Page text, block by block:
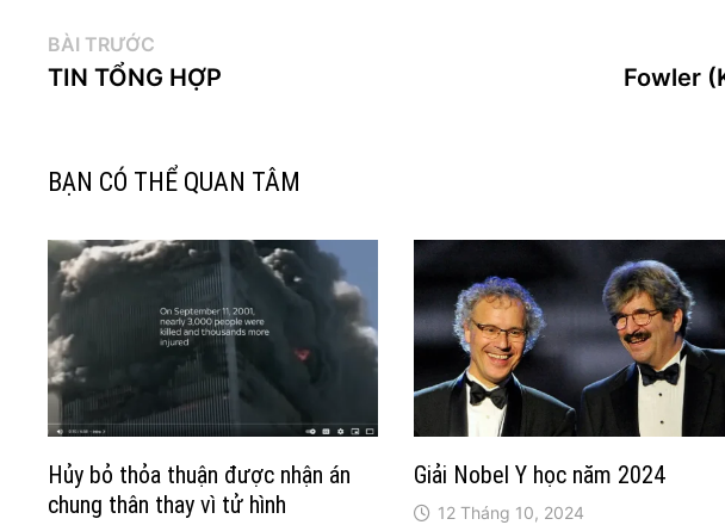
Điều
hướng
viết
BÀI TRƯỚC
trước:
TIN TỔNG HỢP Fowler
BẠN CÓ THỂ QUAN TÂM
Hủy bỏ thỏa thuận được nhận án
chung thân thay vì tử hình
Giải Nobel Y học năm 2024
12 Tháng 10, 2024